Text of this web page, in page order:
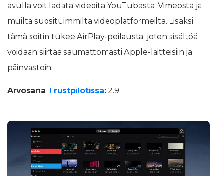
avulla voit ladata videoita YouTubesta, Vimeosta ja
muilta suosituimmilta videoplatformeilta. Lisäksi
tämä soitin tukee AirPlay-peilausta, joten sisältöä
voidaan siirtää saumattomasti Apple-laitteisiin ja
päinvastoin.
Arvosana Trustpilotissa: 2.9